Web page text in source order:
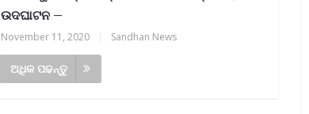
ଉଦଘାଟନ –
November 11, 2020 Sandhan News
ଅଧିକ ପଢନ୍ତୁ